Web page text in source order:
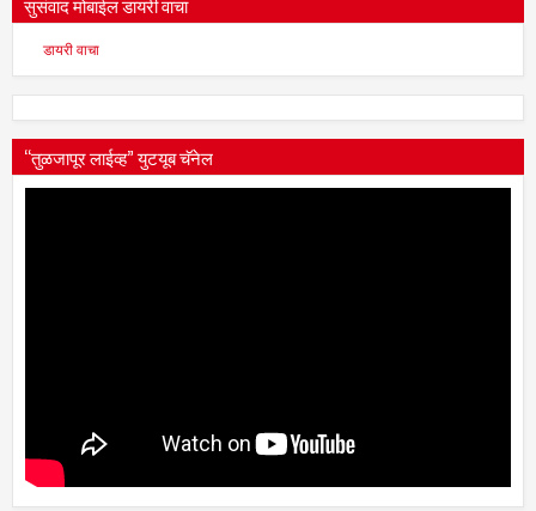
सुसंवाद मोबाईल डायरी वाचा
“तुळजापूर लाईव्ह” युटयूब चॅनेल